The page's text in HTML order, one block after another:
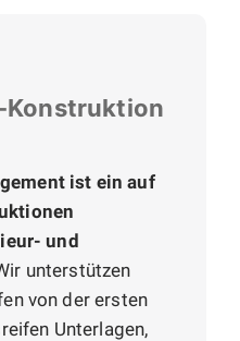
Konstruktion
ist ein auf
und
unterstützen
von der ersten
Unterlagen,